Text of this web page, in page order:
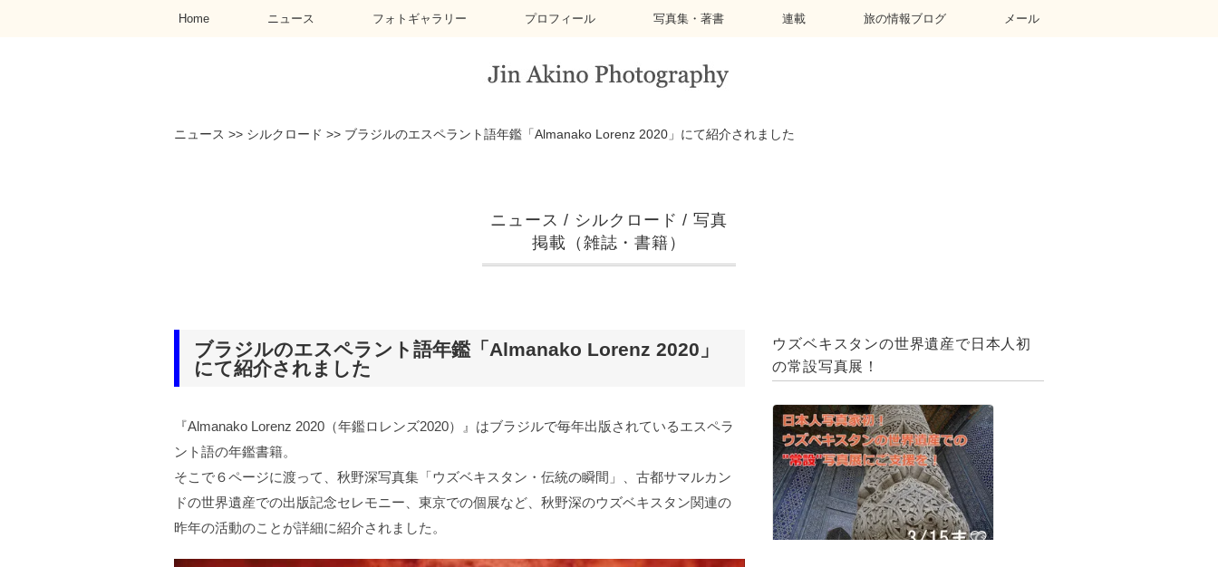
Home ニュース フォトギャラリー プロフィール 写真集・著書 連載 旅の情報ブログ メール
ニュース >> シルクロード >> ブラジルのエスペラント語年鑑「Almanako Lorenz 2020」にて紹介されました
ニュース / シルクロード /写真
掲載（雑誌・書籍）
ブラジルのエスペラント語年鑑「Almanako Lorenz 2020」
にて紹介されました
『Almanako Lorenz 2020（年鑑ロレンズ2020）』はブラジルで毎年出版されているエスペラ
ント語の年鑑書籍。
そこで６ページに渡って、秋野深写真集「ウズベキスタン・伝統の瞬間」、古都サマルカン
ドの世界遺産での出版記念セレモニー、東京での個展など、秋野深のウズベキスタン関連の
昨年の活動のことが詳細に紹介されました。
ウズベキスタンの世界遺産で日本人初
の常設写真展！